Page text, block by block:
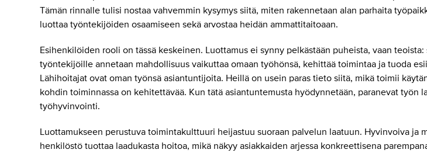
Tämän rinnalle tulisi nostaa vahvemmin kysymys siitä, miten rakennetaan alan parhaita
luottaa työntekijöiden osaamiseen sekä arvostaa heidän ammattitaitoaan.
Esihenkilöiden rooli on tässä keskeinen. Luottamus ei synny pelkästään puheista, vaan teoista:
työntekijöille annetaan mahdollisuus vaikuttaa omaan työhönsä, kehittää toimintaa ja tuoda
Lähihoitajat ovat oman työnsä asiantuntijoita. Heillä on usein paras tieto siitä, mikä toimii
kohdin toiminnassa on kehitettävää. Kun tätä asiantuntemusta hyödynnetään, paranevat työn
työhyvinvointi.
Luottamukseen perustuva toimintakulttuuri heijastuu suoraan palvelun laatuun. Hyvinvoiva ja
henkilöstö tuottaa laadukasta hoitoa, mikä näkyy asiakkaiden arjessa konkreettisena